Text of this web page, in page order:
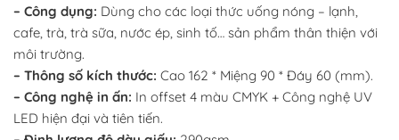
– Công dụng: Dùng cho các loại thức uống nóng – lạnh,
cafe, trà, trà sữa, nước ép, sinh tố… sản phẩm thân thiện với
môi trường.
– Thông số kích thước: Cao 162 * Miệng 90 * Đáy 60 (mm).
– Công nghệ in ấn: In offset 4 màu CMYK + Công nghệ UV
LED hiện đại và tiên tiến.